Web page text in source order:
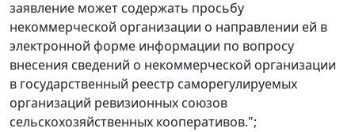
заявление может содержать просьбу
некоммерческой организации о направлении ей в
электронной форме информации по вопросу
внесения сведений о некоммерческой организации
в государственный реестр саморегулируемых
организаций ревизионных союзов
сельскохозяйственных кооперативов.";